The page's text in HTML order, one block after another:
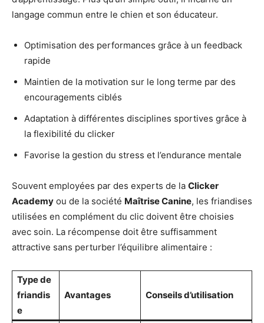
langage commun entre le chien et son éducateur.
Optimisation des performances grâce à un feedback
rapide
Maintien de la motivation sur le long terme par des
encouragements ciblés
Adaptation à différentes disciplines sportives grâce à
la flexibilité du clicker
Favorise la gestion du stress et l’endurance mentale
Souvent employées par des experts de la Clicker
Academy ou de la société Maîtrise Canine, les friandises
utilisées en complément du clic doivent être choisies
avec soin. La récompense doit être suffisamment
attractive sans perturber l’équilibre alimentaire :
Type de
friandis
e
Avantages Conseils d’utilisation